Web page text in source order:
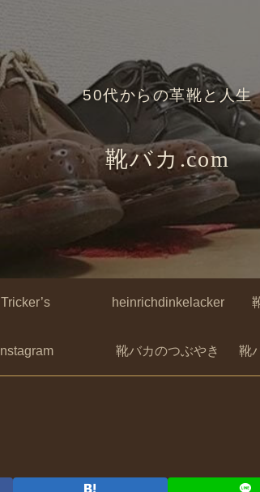
50代からの革靴と人生
靴バカ.com
Tricker’s heinrichdinkelacker
Instagram 靴バカのつぶやき 靴